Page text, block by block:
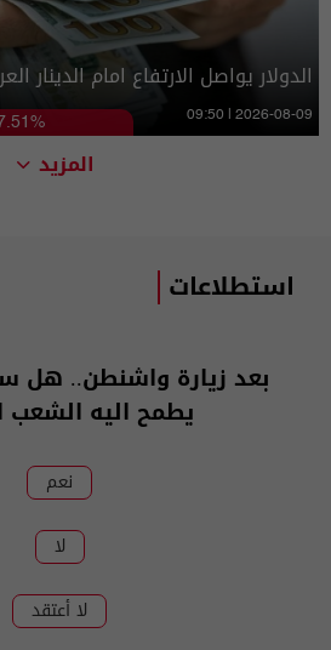
الدولار يواصل الارتفاع امام الدينار
09:50 | 2026-08-09
المزيد
استطلاعات
بعد زيارة واشنطن.. هل
يطمح اليه الشعب
نعم
لا
لا أعتقد